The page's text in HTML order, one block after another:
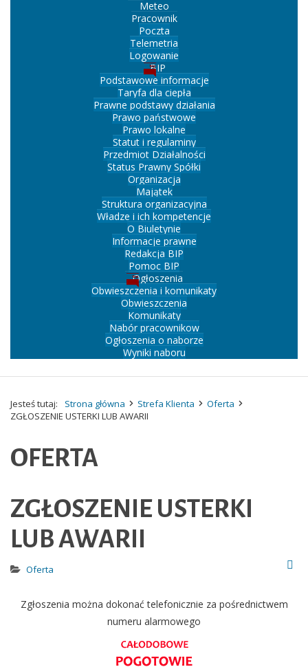
Meteo
Pracownik
Poczta
Telemetria
Logowanie
BIP
Podstawowe informacje
Taryfa dla ciepła
Prawne podstawy działania
Prawo państwowe
Prawo lokalne
Statut i regulaminy
Przedmiot Działalności
Status Prawny Spółki
Organizacja
Majątek
Struktura organizacyjna
Władze i ich kompetencje
O Biuletynie
Informacje prawne
Redakcja BIP
Pomoc BIP
Ogłoszenia
Obwieszczenia i komunikaty
Obwieszczenia
Komunikaty
Nabór pracownikow
Ogłoszenia o naborze
Wyniki naboru
Jesteś tutaj: Strona główna Strefa Klienta
Oferta
ZGŁOSZENIE USTERKI LUB AWARII
OFERTA
ZGŁOSZENIE USTERKI
LUB AWARII
Oferta
Zgłoszenia można dokonać telefonicznie za pośrednictwem
numeru alarmowego